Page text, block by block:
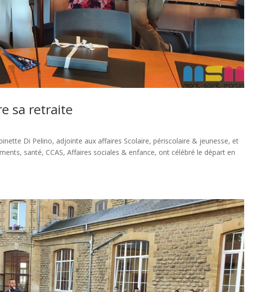
sa retraite
Di Pelino, adjointe aux affaires Scolaire, périscolaire & jeunesse, et
santé, CCAS, Affaires sociales & enfance, ont célébré le départ en